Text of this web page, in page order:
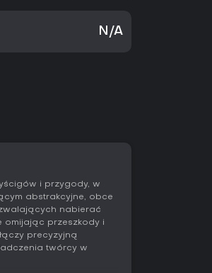
N/A
i przygody, w
abstrakcyjne, obce
nabierać
omijając przeszkody i
precyzyjną
twórcy w